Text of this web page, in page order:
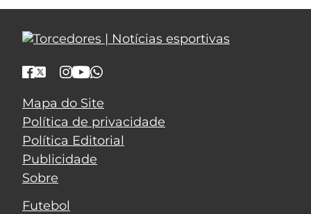
Mapa do Site
Política de privacidade
Política Editorial
Publicidade
Sobre
Futebol